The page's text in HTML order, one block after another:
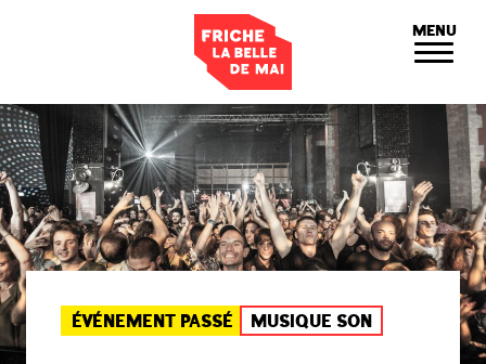
MENU
ÉVÉNEMENT PASSÉ MUSIQUE SON
Panneau de gestion des cookies